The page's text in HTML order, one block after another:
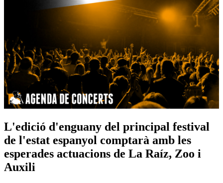
L'edició d'enguany del principal festival
de l'estat espanyol comptarà amb les
esperades actuacions de La Raíz, Zoo i
Auxili